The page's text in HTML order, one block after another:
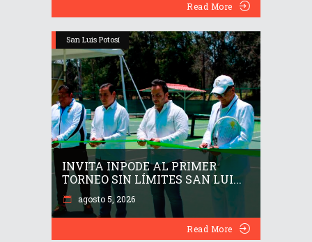
Read More
San Luis Potosí
INVITA INPODE AL PRIMER
TORNEO SIN LÍMITES SAN LUI...
agosto 5, 2026
Read More